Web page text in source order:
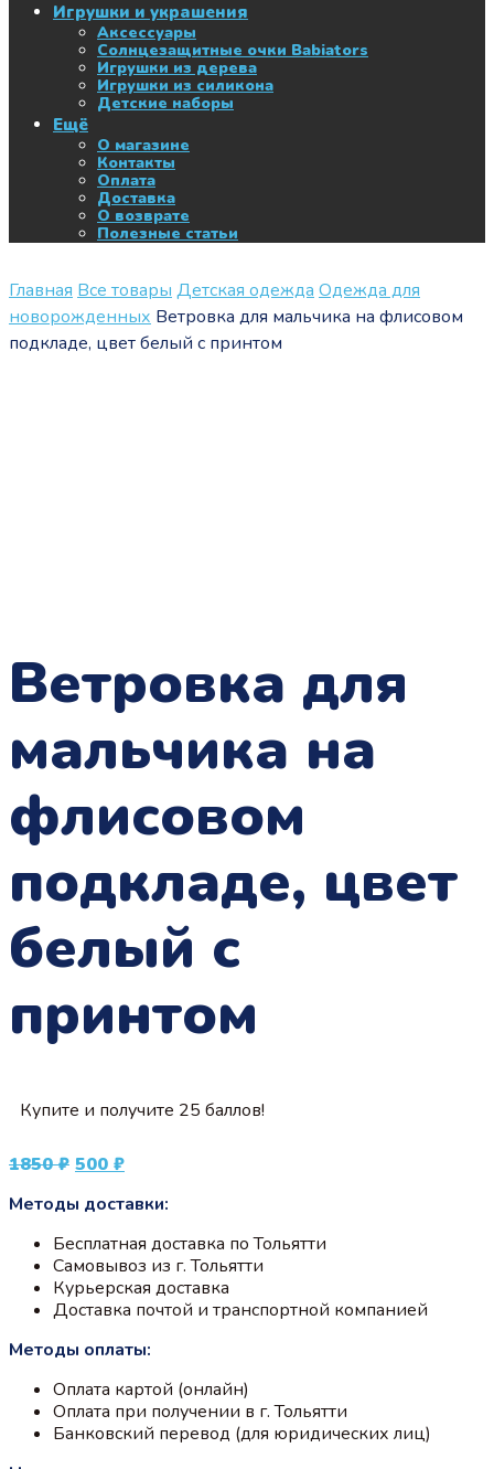
Игрушки и украшения
Аксессуары
Солнцезащитные очки Babiators
Игрушки из дерева
Игрушки из силикона
Детские наборы
Ещё
О магазине
Контакты
Оплата
Доставка
О возврате
Полезные статьи
Главная Все товары Детская одежда Одежда для
новорожденных Ветровка для мальчика на флисовом
подкладе, цвет белый с принтом
Ветровка для
мальчика на
флисовом
подкладе, цвет
белый с
принтом
Купите и получите 25 баллов!
1850₽ Первоначальная
составляла
500 ₽Текущая
500 ₽.
Методы доставки:
Бесплатная доставка по Тольятти
Самовывоз из г. Тольятти
Курьерская доставка
Доставка почтой и транспортной компанией
Методы оплаты:
Оплата картой (онлайн)
Оплата при получении в г. Тольятти
Банковский перевод (для юридических лиц)